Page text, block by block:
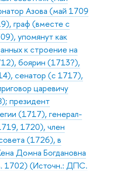
Азова (май 1709
граф (вместе с
упомянут как
к строение на
боярин (1713?),
сенатор (с 1717),
царевичу
президент
(1717), генерал-
1720), член
(1726), в
Домна Богдановна
1702) (Источн.: ДПС.